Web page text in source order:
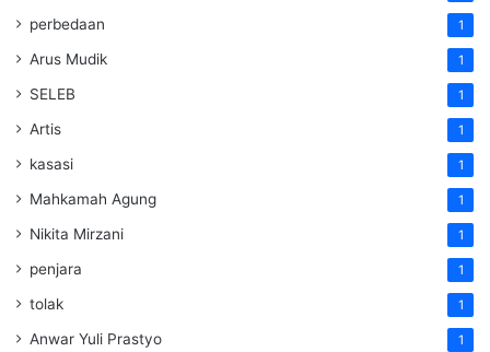
perbedaan 1
Arus Mudik 1
SELEB 1
Artis 1
kasasi 1
Mahkamah Agung 1
Nikita Mirzani 1
penjara 1
tolak 1
Anwar Yuli Prastyo 1